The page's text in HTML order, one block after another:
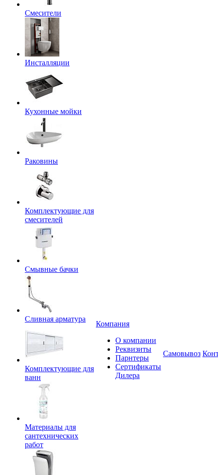
Смесители
Инсталляции
Кухонные мойки
Раковины
Комплектующие для
смесителей
Смывные бачки
Сливная арматура
Комплектующие для
ванн
Материалы для
сантехнических
работ
Компания
О компании
Реквизиты
Парнтеры
Сертификаты
Дилера
Самовывоз